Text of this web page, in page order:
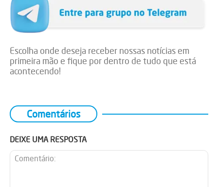
Escolha onde deseja receber nossas notícias em
primeira mão e fique por dentro de tudo que está
acontecendo!
Comentários
DEIXE UMA RESPOSTA